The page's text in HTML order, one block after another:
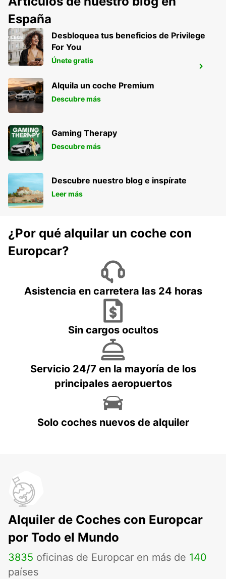
FRANKFURT AM MAIN - GERMANY
HANAU - GERMANY
España
Desbloquea tus beneficios de Privilege
For You
Únete gratis
Alquila un coche Premium
Descubre más
Gaming Therapy
Descubre más
Descubre nuestro blog e inspírate
Leer más
¿Por qué alquilar un coche con
Europcar?
Asistencia en carretera las 24 horas
Sin cargos ocultos
Servicio 24/7 en la mayoría de los
principales aeropuertos
Solo coches nuevos de alquiler
Alquiler de Coches con Europcar
por Todo el Mundo
3835 oficinas de Europcar en más de 140
países